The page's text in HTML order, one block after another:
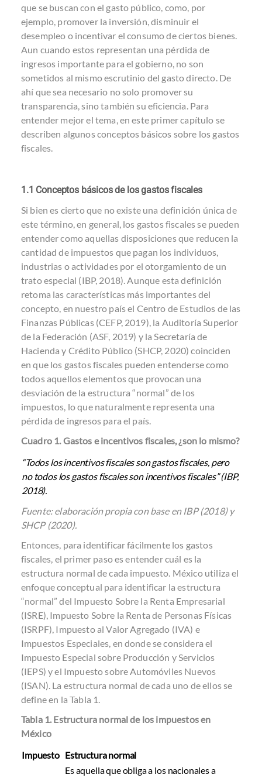
que se buscan con el gasto público, como, por
ejemplo, promover la inversión, disminuir el
desempleo o incentivar el consumo de ciertos bienes.
Aun cuando estos representan una pérdida de
ingresos importante para el gobierno, no son
sometidos al mismo escrutinio del gasto directo. De
ahí que sea necesario no solo promover su
transparencia, sino también su eficiencia. Para
entender mejor el tema, en este primer capítulo se
describen algunos conceptos básicos sobre los gastos
fiscales.
1.1 Conceptos básicos de los gastos fiscales
Si bien es cierto que no existe una definición única de
este término, en general, los gastos fiscales se pueden
entender como aquellas disposiciones que reducen la
cantidad de impuestos que pagan los individuos,
industrias o actividades por el otorgamiento de un
trato especial (IBP, 2018). Aunque esta definición
retoma las características más importantes del
concepto, en nuestro país el Centro de Estudios de las
Finanzas Públicas (CEFP, 2019), la Auditoría Superior
de la Federación (ASF, 2019) y la Secretaría de
Hacienda y Crédito Público (SHCP, 2020) coinciden
en que los gastos fiscales pueden entenderse como
todos aquellos elementos que provocan una
desviación de la estructura “normal” de los
impuestos, lo que naturalmente representa una
pérdida de ingresos para el país.
Cuadro 1. Gastos e incentivos fiscales, ¿son lo mismo?
“Todos los incentivos fiscales son gastos fiscales, pero
no todos los gastos fiscales son incentivos fiscales” (IBP,
2018).
Fuente: elaboración propia con base en IBP (2018) y
SHCP (2020).
Entonces, para identificar fácilmente los gastos
fiscales, el primer paso es entender cuál es la
estructura normal de cada impuesto. México utiliza el
enfoque conceptual para identificar la estructura
“normal” del Impuesto Sobre la Renta Empresarial
(ISRE), Impuesto Sobre la Renta de Personas Físicas
(ISRPF), Impuesto al Valor Agregado (IVA) e
Impuestos Especiales, en donde se considera el
Impuesto Especial sobre Producción y Servicios
(IEPS) y el Impuesto sobre Automóviles Nuevos
(ISAN). La estructura normal de cada uno de ellos se
define en la Tabla 1.
Tabla 1. Estructura normal de los impuestos en
México
Impuesto Estructura normal
Es aquella que obliga a los nacionales a